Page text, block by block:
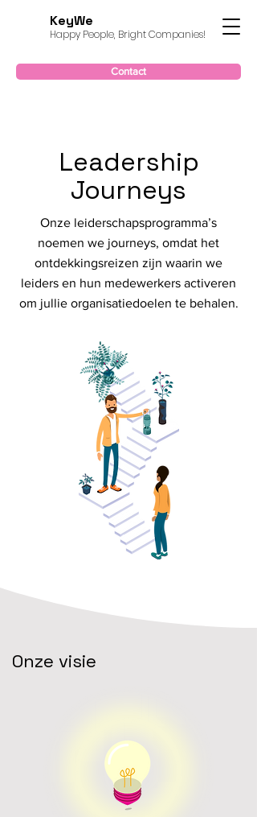
KeyWe
Happy People, Bright Companies!
Contact
Leadership
Journeys
Onze leiderschapsprogramma’s
noemen we journeys, omdat het
ontdekkingsreizen zijn waarin we
leiders en hun medewerkers activeren
om jullie organisatiedoelen te behalen.
Onze visie